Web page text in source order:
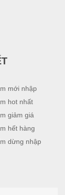
mới nhập
hot nhất
giảm giá
hết hàng
dừng nhập